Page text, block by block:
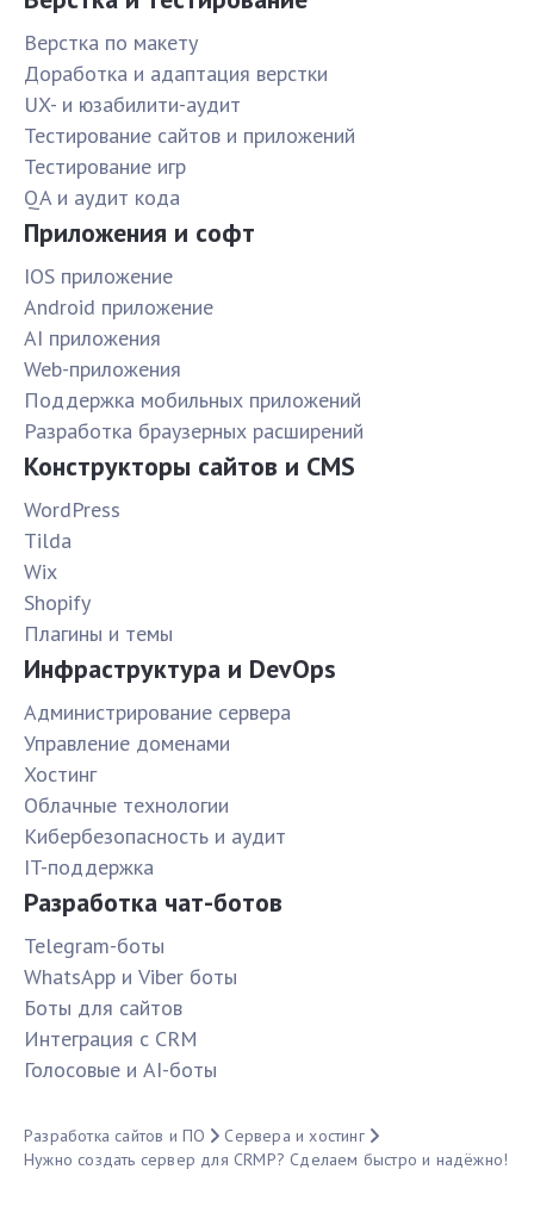
Верстка по макету
Доработка и адаптация верстки
UX- и юзабилити-аудит
Тестирование сайтов и приложений
Тестирование игр
QA и аудит кода
Приложения и софт
IOS приложение
Android приложение
AI приложения
Web-приложения
Поддержка мобильных приложений
Разработка браузерных расширений
Конструкторы сайтов и CMS
WordPress
Tilda
Wix
Shopify
Плагины и темы
Инфраструктура и DevOps
Администрирование сервера
Управление доменами
Хостинг
Облачные технологии
Кибербезопасность и аудит
IT-поддержка
Разработка чат-ботов
Telegram-боты
WhatsApp и Viber боты
Боты для сайтов
Интеграция с CRM
Голосовые и AI-боты
Разработка сайтов и ПО
Сервера и хостинг
Нужно создать сервер для CRMP? Сделаем быстро и надёжно!